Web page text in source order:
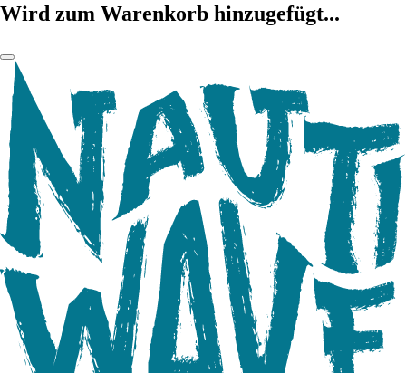
Wird zum Warenkorb hinzugefügt...